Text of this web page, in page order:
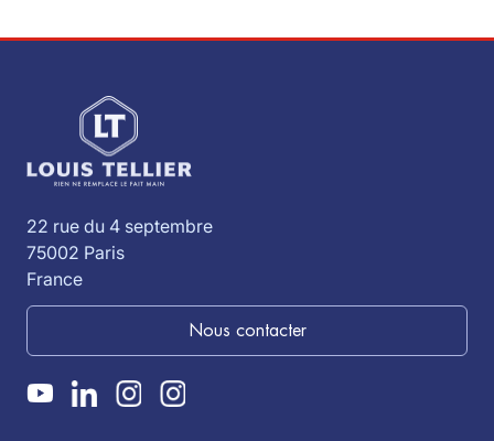
22 rue du 4 septembre
75002 Paris
France
Nous contacter